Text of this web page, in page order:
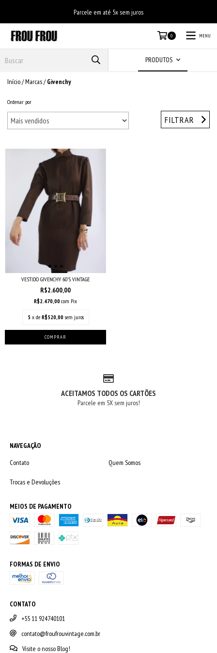
Parcele em até 5x sem juros
0 MENU
PRODUTOS
Início/Marcas/ Givenchy
Ordenar por
FILTRAR
VESTIDO GIVENCHY 60’S VINTAGE
R$2.600,00
R$2.470,00com Pix
5 x de R$520,00 sem juros
ACEITAMOS TODOS OS CARTÕES
Parcele em 5X sem juros!
NAVEGAÇÃO
Contato
Quem Somos
Trocas e Devoluções
MEIOS DE PAGAMENTO
FORMAS DE ENVIO
CONTATO
+55 11 924740101
contato@froufrouvintage.com.br
Visite o nosso Blog!